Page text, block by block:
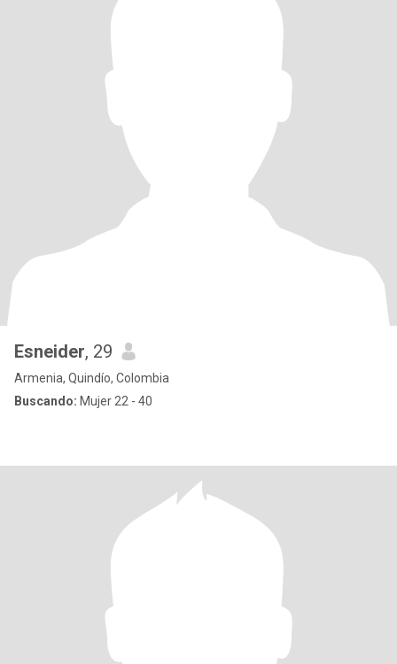
Esneider, 29
Armenia, Quindío, Colombia
Buscando: Mujer 22 - 40